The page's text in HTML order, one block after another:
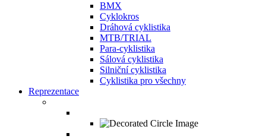
BMX
Cyklokros
Dráhová cyklistika
MTB/TRIAL
Para-cyklistika
Sálová cyklistika
Silniční cyklistika
Cyklistika pro všechny
Reprezentace